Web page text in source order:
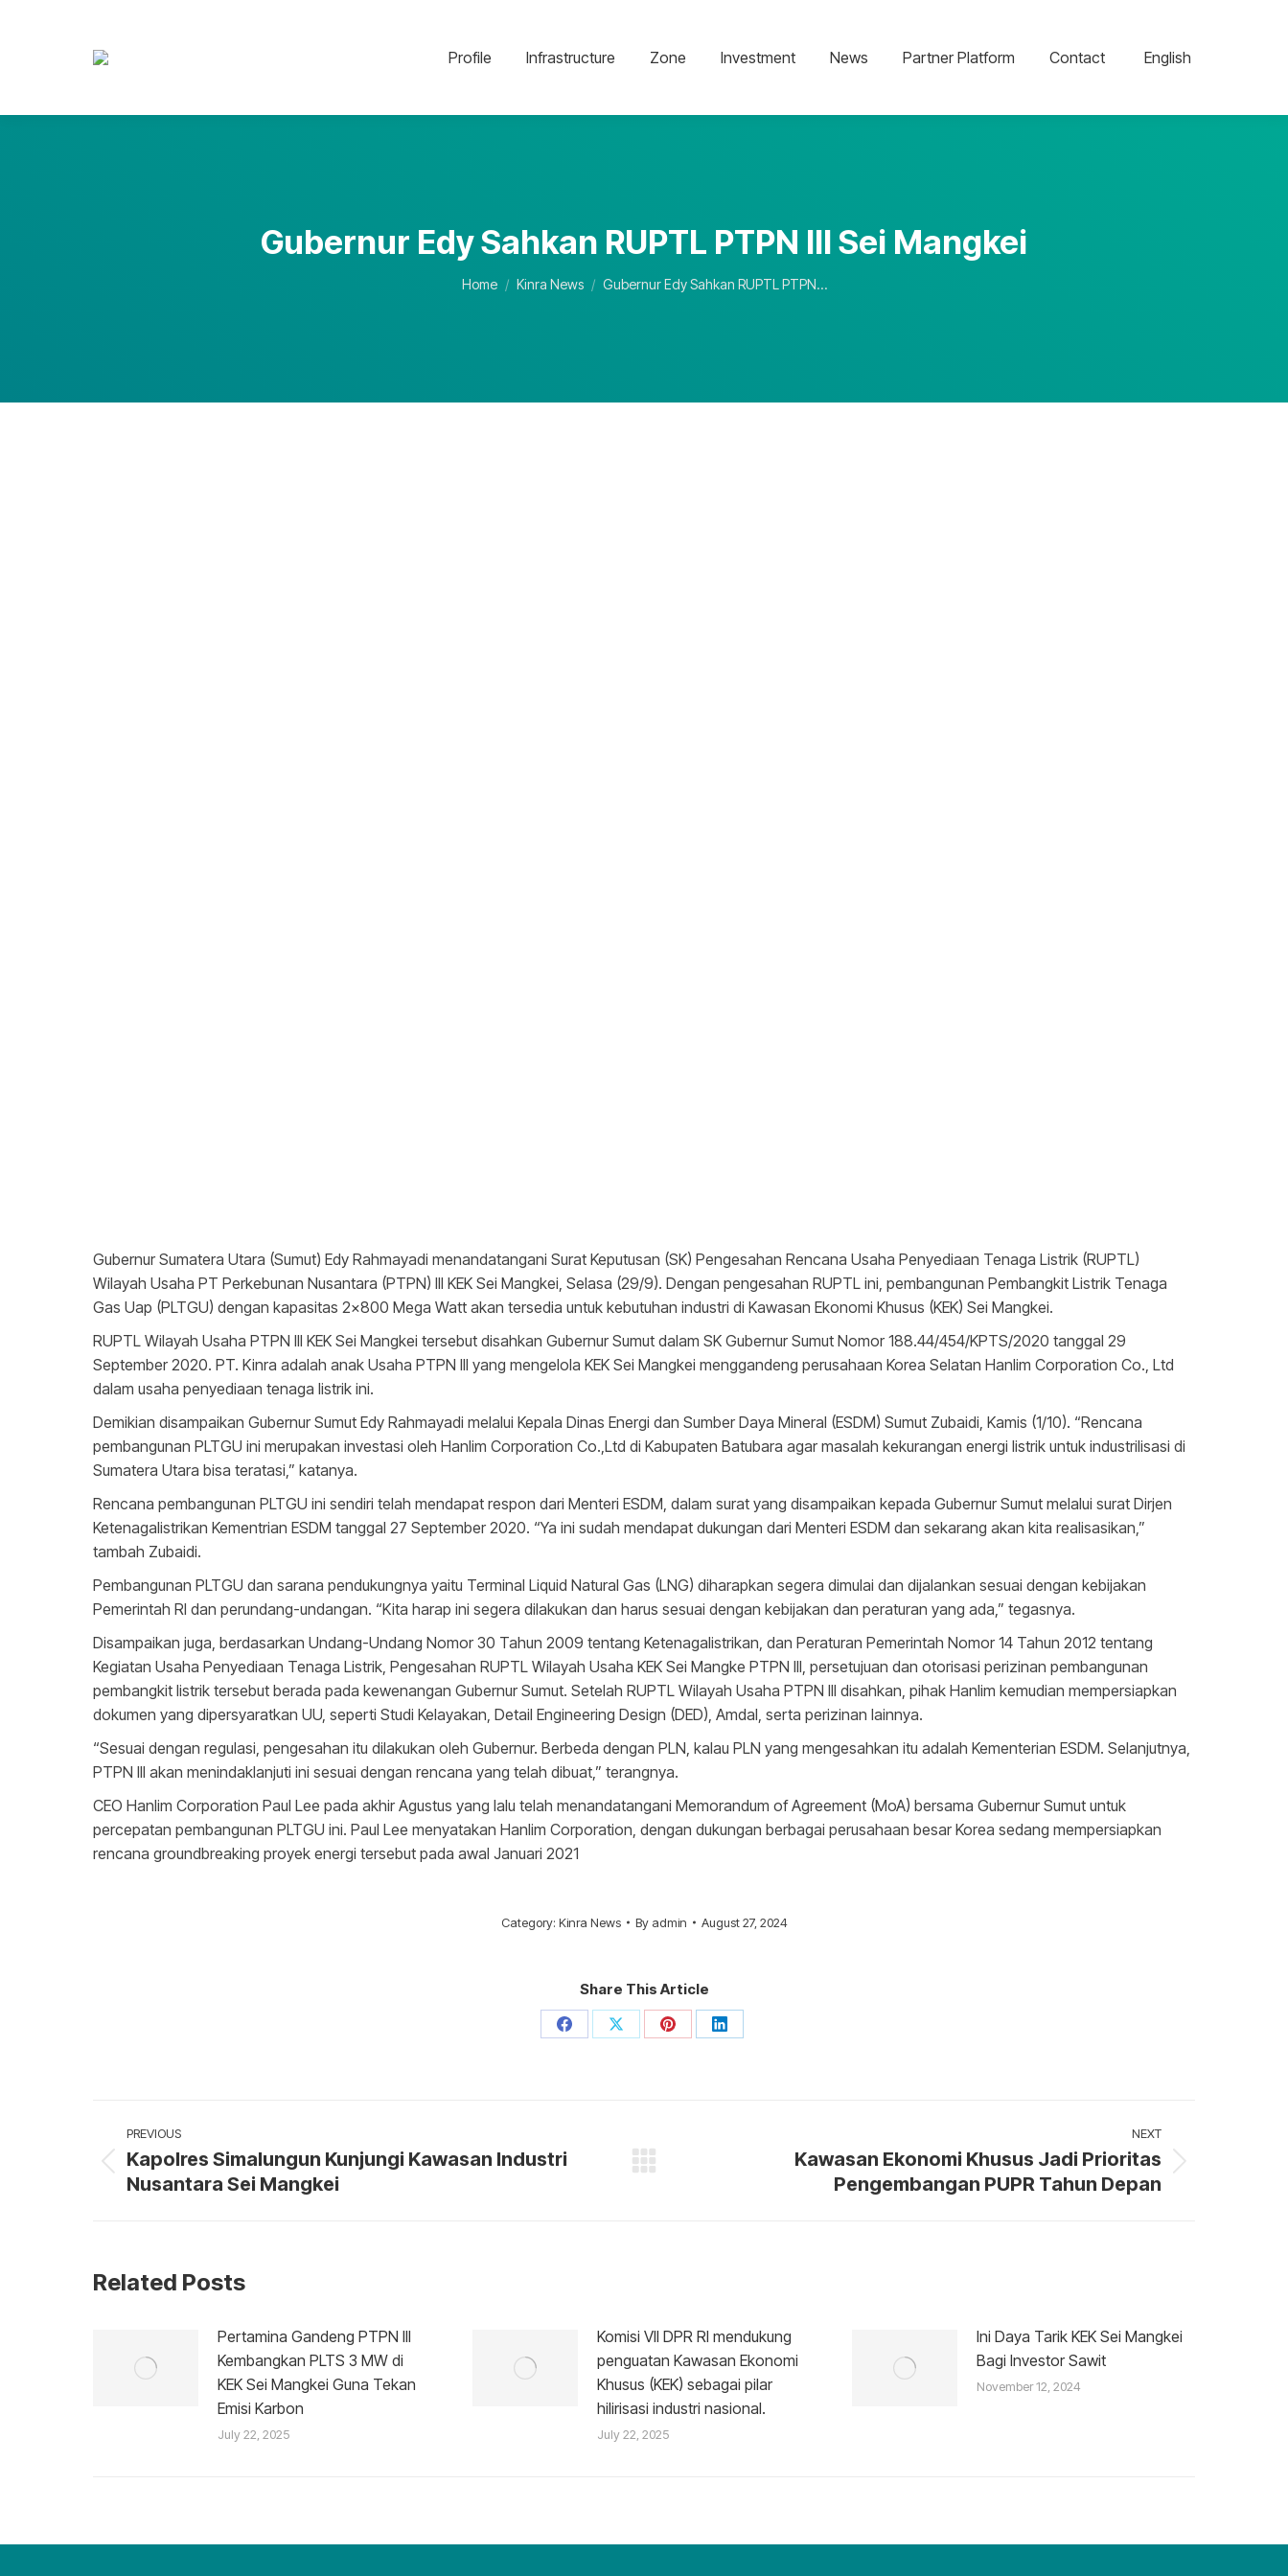
Profile Infrastructure Zone Investment News Partner Platform Contact English
Gubernur Edy Sahkan RUPTL PTPN III Sei Mangkei
You are here:
Home Kinra News Gubernur Edy Sahkan RUPTL PTPN…
Gubernur Sumatera Utara (Sumut) Edy Rahmayadi menandatangani Surat Keputusan (SK) Pengesahan Rencana Usaha Penyediaan Tenaga Listrik (RUPTL)
Wilayah Usaha PT Perkebunan Nusantara (PTPN) III KEK Sei Mangkei, Selasa (29/9). Dengan pengesahan RUPTL ini, pembangunan Pembangkit Listrik Tenaga
Gas Uap (PLTGU) dengan kapasitas 2×800 Mega Watt akan tersedia untuk kebutuhan industri di Kawasan Ekonomi Khusus (KEK) Sei Mangkei.
RUPTL Wilayah Usaha PTPN III KEK Sei Mangkei tersebut disahkan Gubernur Sumut dalam SK Gubernur Sumut Nomor 188.44/454/KPTS/2020 tanggal 29
September 2020. PT. Kinra adalah anak Usaha PTPN III yang mengelola KEK Sei Mangkei menggandeng perusahaan Korea Selatan Hanlim Corporation Co., Ltd
dalam usaha penyediaan tenaga listrik ini.
Demikian disampaikan Gubernur Sumut Edy Rahmayadi melalui Kepala Dinas Energi dan Sumber Daya Mineral (ESDM) Sumut Zubaidi, Kamis (1/10). “Rencana
pembangunan PLTGU ini merupakan investasi oleh Hanlim Corporation Co.,Ltd di Kabupaten Batubara agar masalah kekurangan energi listrik untuk industrilisasi di
Sumatera Utara bisa teratasi,” katanya.
Rencana pembangunan PLTGU ini sendiri telah mendapat respon dari Menteri ESDM, dalam surat yang disampaikan kepada Gubernur Sumut melalui surat Dirjen
Ketenagalistrikan Kementrian ESDM tanggal 27 September 2020. “Ya ini sudah mendapat dukungan dari Menteri ESDM dan sekarang akan kita realisasikan,”
tambah Zubaidi.
Pembangunan PLTGU dan sarana pendukungnya yaitu Terminal Liquid Natural Gas (LNG) diharapkan segera dimulai dan dijalankan sesuai dengan kebijakan
Pemerintah RI dan perundang-undangan. “Kita harap ini segera dilakukan dan harus sesuai dengan kebijakan dan peraturan yang ada,” tegasnya.
Disampaikan juga, berdasarkan Undang-Undang Nomor 30 Tahun 2009 tentang Ketenagalistrikan, dan Peraturan Pemerintah Nomor 14 Tahun 2012 tentang
Kegiatan Usaha Penyediaan Tenaga Listrik, Pengesahan RUPTL Wilayah Usaha KEK Sei Mangke PTPN III, persetujuan dan otorisasi perizinan pembangunan
pembangkit listrik tersebut berada pada kewenangan Gubernur Sumut. Setelah RUPTL Wilayah Usaha PTPN III disahkan, pihak Hanlim kemudian mempersiapkan
dokumen yang dipersyaratkan UU, seperti Studi Kelayakan, Detail Engineering Design (DED), Amdal, serta perizinan lainnya.
“Sesuai dengan regulasi, pengesahan itu dilakukan oleh Gubernur. Berbeda dengan PLN, kalau PLN yang mengesahkan itu adalah Kementerian ESDM. Selanjutnya,
PTPN III akan menindaklanjuti ini sesuai dengan rencana yang telah dibuat,” terangnya.
CEO Hanlim Corporation Paul Lee pada akhir Agustus yang lalu telah menandatangani Memorandum of Agreement (MoA) bersama Gubernur Sumut untuk
percepatan pembangunan PLTGU ini. Paul Lee menyatakan Hanlim Corporation, dengan dukungan berbagai perusahaan besar Korea sedang mempersiapkan
rencana groundbreaking proyek energi tersebut pada awal Januari 2021
Category: Kinra News By admin August 27, 2024
Share This Article
Share Share Share Share
navigation
PREVIOUS
Previous
post:
Kapolres Simalungun Kunjungi Kawasan Industri
Nusantara Sei Mangkei
NEXT
Kawasan Ekonomi Khusus Jadi Prioritas
Pengembangan PUPR Tahun Depan
Related Posts
Pertamina Gandeng PTPN III
Kembangkan PLTS 3 MW di
KEK Sei Mangkei Guna Tekan
Emisi Karbon
July 22, 2025
Komisi VII DPR RI mendukung
penguatan Kawasan Ekonomi
Khusus (KEK) sebagai pilar
hilirisasi industri nasional.
July 22, 2025
Ini Daya Tarik KEK Sei Mangkei
Bagi Investor Sawit
November 12, 2024